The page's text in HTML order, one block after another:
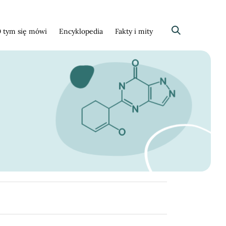
tym się mówi Encyklopedia Fakty i mity Szukaj